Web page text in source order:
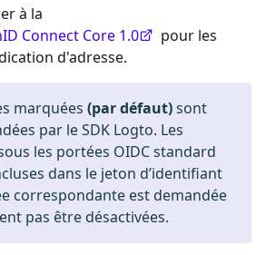
à la
Connect Core 1.0
pour les
d'adresse.
marquées (par défaut)sont
par le SDK Logto. Les
les portées OIDC standard
dans le jeton d’identifiant
correspondante est demandée
pas être désactivées.